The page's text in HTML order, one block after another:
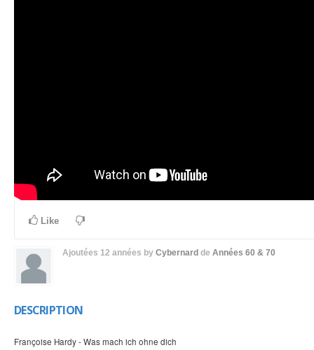
Like
Ajoutées 12 années by Cybernard de Années 60 & 70
DESCRIPTION
Françoise Hardy - Was mach ich ohne dich